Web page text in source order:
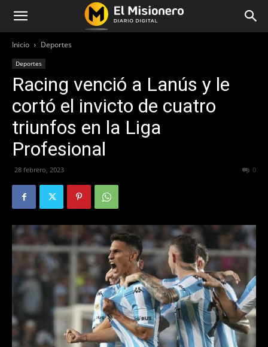
Inicio Deportes
Deportes
Racing venció a Lanús y le
cortó el invicto de cuatro
triunfos en la Liga
Profesional
28 febrero, 2023 0